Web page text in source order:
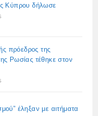
Κύπρου δήλωσε
πρόεδρος της
Ρωσίας τέθηκε στον
έληξαν με αιτήματα